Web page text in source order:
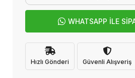
WHATSAPP İLE
Hızlı Gönderi Güvenli Alışveriş